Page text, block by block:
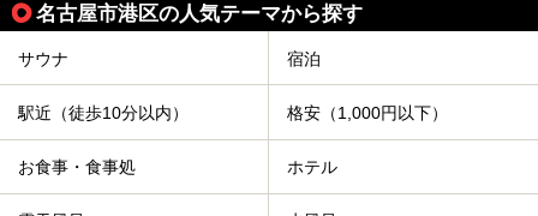
名古屋市港区の人気テーマから探す
サウナ 宿泊
駅近（徒歩10分以内） 格安（1,000円以下）
お食事・食事処 ホテル